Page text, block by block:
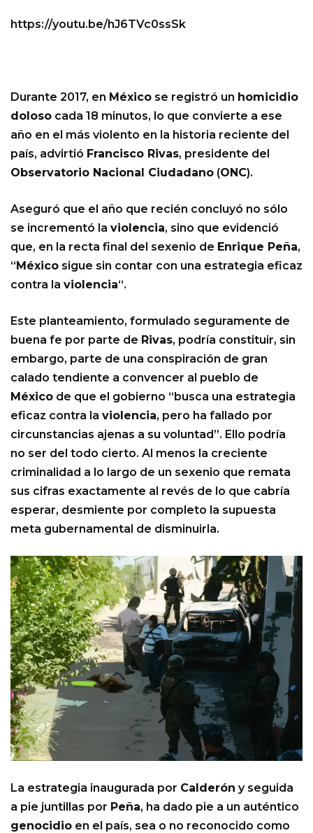
https://youtu.be/hJ6TVc0ssSk
Durante 2017, en México se registró un homicidio
doloso cada 18 minutos, lo que convierte a ese
año en el más violento en la historia reciente del
país, advirtió Francisco Rivas, presidente del
Observatorio Nacional Ciudadano (ONC).
Aseguró que el año que recién concluyó no sólo
se incrementó la violencia, sino que evidenció
que, en la recta final del sexenio de Enrique Peña,
“México sigue sin contar con una estrategia eficaz
contra la violencia“.
Este planteamiento, formulado seguramente de
buena fe por parte de Rivas, podría constituir, sin
embargo, parte de una conspiración de gran
calado tendiente a convencer al pueblo de
México de que el gobierno “busca una estrategia
eficaz contra la violencia, pero ha fallado por
circunstancias ajenas a su voluntad”. Ello podría
no ser del todo cierto. Al menos la creciente
criminalidad a lo largo de un sexenio que remata
sus cifras exactamente al revés de lo que cabría
esperar, desmiente por completo la supuesta
meta gubernamental de disminuirla.
La estrategia inaugurada por Calderón y seguida
a pie juntillas por Peña, ha dado pie a un auténtico
genocidio en el país, sea o no reconocido como